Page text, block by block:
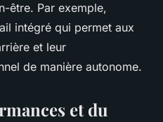
être. Par exemple,
intégré qui permet aux
et leur
de manière autonome.
et du